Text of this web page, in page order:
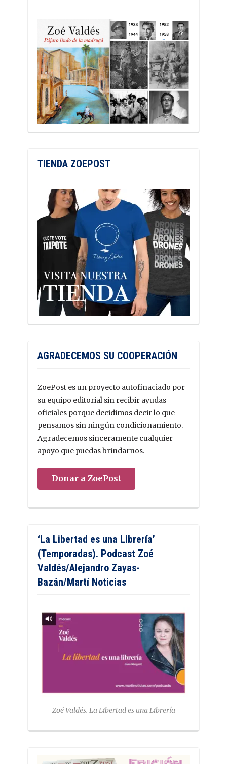
TIENDA ZOEPOST
AGRADECEMOS SU COOPERACIÓN
ZoePost es un proyecto autofinaciado por
su equipo editorial sin recibir ayudas
oficiales porque decidimos decir lo que
pensamos sin ningún condicionamiento.
Agradecemos sinceramente cualquier
apoyo que puedas brindarnos.
Donar a ZoePost
‘La Libertad es una Librería’
(Temporadas). Podcast Zoé
Valdés/Alejandro Zayas-
Bazán/Martí Noticias
Zoé Valdés. La Libertad es una Librería